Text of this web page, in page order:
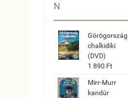
N
Görögország
chalkidiki
(DVD)
1 890 Ft
Mirr-Murr
kandúr